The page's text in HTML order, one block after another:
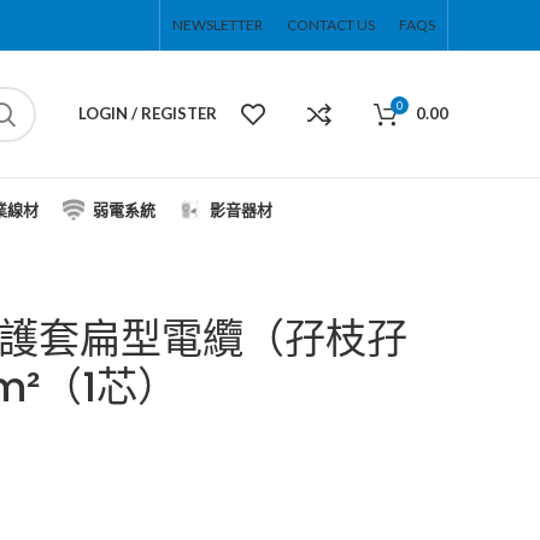
NEWSLETTER CONTACT US FAQS
LOGIN / REGISTER 0 0.00
線材 弱電系統 影音器材
套扁型電纜（孖枝孖
1芯）